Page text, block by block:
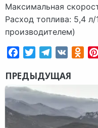
Максимальная
Расход топлива: 5,4
производителем)
FacebookTwitterTelegram
VK
ПРЕДЫДУЩАЯ